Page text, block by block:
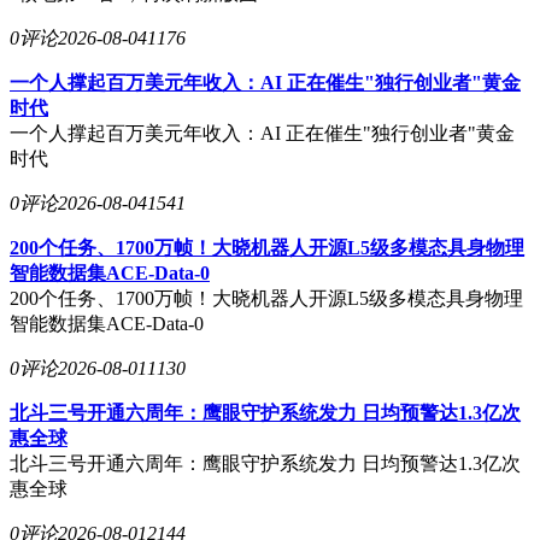
0评论2026-08-041176
一个人撑起百万美元年收入：AI 正在催生"独行创业者"黄金
时代
一个人撑起百万美元年收入：AI 正在催生"独行创业者"黄金
时代
0评论2026-08-041541
200个任务、1700万帧！大晓机器人开源L5级多模态具身物理
智能数据集ACE-Data-0
200个任务、1700万帧！大晓机器人开源L5级多模态具身物理
智能数据集ACE-Data-0
0评论2026-08-01 1130
北斗三号开通六周年：鹰眼守护系统发力 日均预警达1.3亿次
惠全球
北斗三号开通六周年：鹰眼守护系统发力 日均预警达1.3亿次
惠全球
0评论2026-08-012144